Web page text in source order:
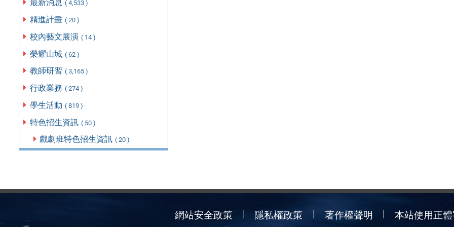
最新消息 ( 4,533 )
精進計畫 ( 20 )
校內藝文展演 ( 14 )
榮耀山城 ( 62 )
教師研習 ( 3,165 )
行政業務 ( 274 )
學生活動 ( 819 )
特色招生資訊 ( 50 )
戲劇班特色招生資訊 ( 20 )
網站安全政策 隱私權政策 著作權聲明 本站使用正